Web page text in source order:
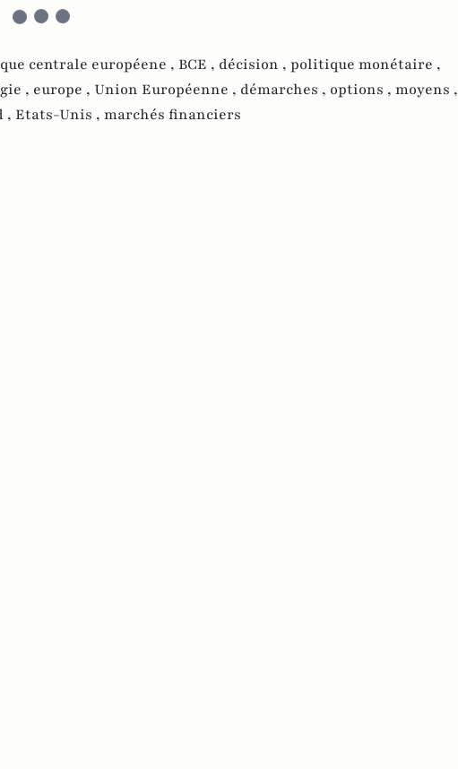
centrale européene , BCE , décision , politique monétaire ,
, europe , Union Européenne , démarches , options , moyens ,
, Etats-Unis , marchés financiers